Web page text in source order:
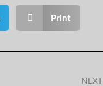
Print
NEXT